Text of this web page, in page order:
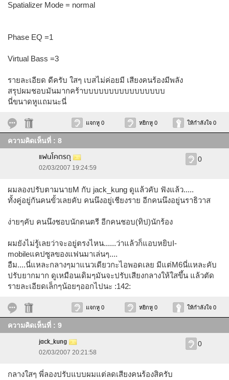
Spatializer Mode = normal
Phase EQ =1
Virtual Bass =3
รายละเอียด ดีครับ ใสๆ เบสไม่ค่อยมี เสียงคนร้องมีพลัง
สรุปผมชอบมันมากคร้าบบบบบบบบบบบบบบบบ
นี่ขนาดหูแถมนะนี่
แจกหู 0 หยิกหู 0 ให้กำลังใจ 0
ความคิดเห็นที่ : 8
แฟนโคตรดุ
02/03/2007 19:24:59
0
ผมลองปรับตามนายM กับ jack_kung ดูแล้วคับ ฟังแล้ว.....
ทั้งคู่อยู่กันคนขั้วเลยคับ คนนึงอยู่เชียงราย อีกคนนึงอยู่นราธิวาส
ง่ายๆคับ คนนึงชอบนักดนตรี อีกคนชอบ(ทิป)นักร้อง
ผมยังไม่รู้เลยว่าจะอยู่ตรงไหน......ว่าแล้วก็แอบหยิบI-
mobileแคปซูลของแฟนมาเล่นๆ....
อืม....นี่แหละกลางๆมาแนวเดียวกะไอพอดเลย มีแต่M6นี่แหละคับ
ปรับยากมาก ดูเหมือนเดิมๆมันจะปรับเสียงกลางให้ใสขึ้น แล้วตัด
รายละเอียดเล็กๆน้อยๆออกไปนะ :142:
แจกหู 0 หยิกหู 0 ให้กำลังใจ 0
ความคิดเห็นที่ : 9
jack_kung
02/03/2007 20:21:58
0
กลางใสๆ พี่ลองปรับแบบผมแต่ลดเสียงคนร้องสิครับ